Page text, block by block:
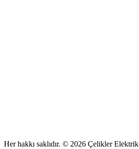
Her hakkı saklıdır. © 2026 Çelikler Elektrik